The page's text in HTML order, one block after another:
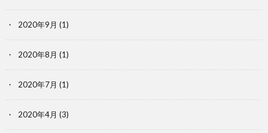
2020年9月 (1)
2020年8月 (1)
2020年7月 (1)
2020年4月 (3)